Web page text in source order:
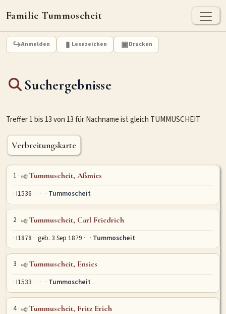
Familie Tummoscheit
TUMMOSCHEIT - HEUTE
STAMMBAUM
Orte Historische Karte
Geografische Namensverteilung - Heute
ARCHIV
Dokumente Kirchenbucheinträge Standesamteinträge
Fotos Grabsteine
MITMACHEN
Personen-Suche Familien-Suche Gesucht-Most wanted!
Lesezeichen Personendaten Senden
Benutzer-Login beantragen Forum
Anmelden Lesezeichen Drucken
Suchergebnisse
Treffer 1 bis 13 von 13 für Nachname ist gleich TUMMUSCHEIT
Verbreitungskarte
1 Tummuscheit, Aßmies
I1536 Tummoscheit
2 Tummuscheit, Carl Friedrich
I1878 geb. 3 Sep 1879 Tummoscheit
3 Tummuscheit, Ensies
I1533 Tummoscheit
4 Tummuscheit, Fritz Erich